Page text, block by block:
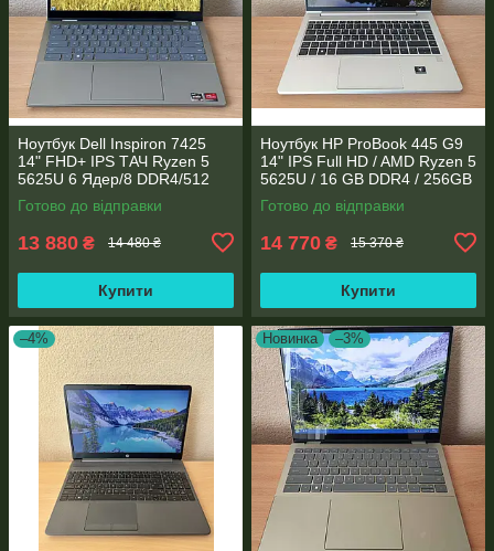
Ноутбук Dell Inspiron 7425
14" FHD+ IPS TАЧ Ryzen 5
5625U 6 Ядер/8 DDR4/512
SSD M.2/Radeon RX Vega
7/Type-C PD
Готово до відправки
13 880 ₴ 14 480 ₴
Купити
Ноутбук HP ProBook 445 G9
14" IPS Full HD / AMD Ryzen 5
5625U / 16 GB DDR4 / 256GB
SSD M.2 / AMD Radeon RX
Vega 7 / WebCam
Готово до відправки
14 770 ₴ 15 370 ₴
Купити
–4% Новинка –3%